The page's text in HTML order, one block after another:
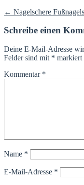
← Nagelschere
Schreibe einen
Deine E-Mail-Adresse
Felder sind mit * markiert
Kommentar *
Name *
E-Mail-Adresse *